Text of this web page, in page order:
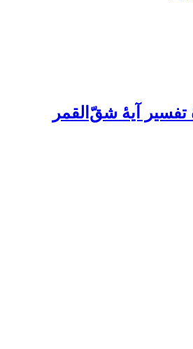
آیۀ شقّ‌القمر